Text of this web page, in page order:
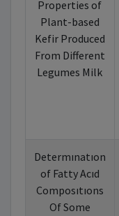
Properties of
Plant-based
Kefir Produced
From Different
Legumes Milk
Determınatıon
of Fatty Acıd
Composıtıons
Of Some